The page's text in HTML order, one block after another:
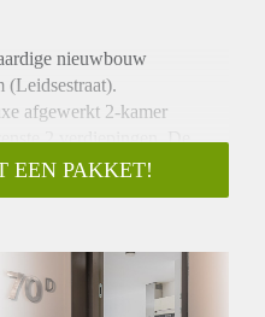
nieuwbouw
(Leidsestraat).
afgewerkt 2-kamer
2 verdiepingen. De
een licht appartement. De
winkels, het Leidseplein
van geluidsoverlast is
EEN PAKKET!